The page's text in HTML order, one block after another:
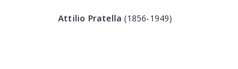
Attilio Pratella (1856-1949)